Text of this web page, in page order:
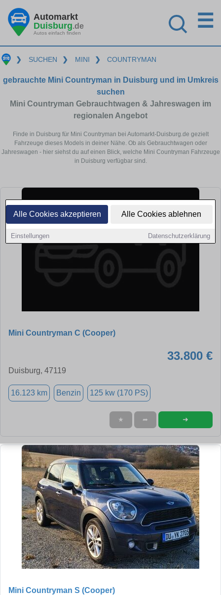
Alle Cookies akzeptieren Alle Cookies ablehnen
Einstellungen Datenschutzerklärung
Automarkt
Duisburg.de
Autos einfach finden
☰
❯ SUCHEN ❯ MINI ❯ COUNTRYMAN
gebrauchte Mini Countryman in Duisburg und im Umkreis
suchen
Mini Countryman Gebrauchtwagen & Jahreswagen im
regionalen Angebot
Finde in Duisburg für Mini Countryman bei Automarkt-Duisburg.de gezielt
Fahrzeuge dieses Models in deiner Nähe. Ob als Gebrauchtwagen oder
Jahreswagen - hier siehst du auf einen Blick, welche Mini Countryman Fahrzeuge
in Duisburg verfügbar sind.
Mini Countryman C (Cooper)
33.800 €
Duisburg, 47119
16.123 km Benzin 125 kw (170 PS)
★ ➦ ➜
Mini Countryman S (Cooper)